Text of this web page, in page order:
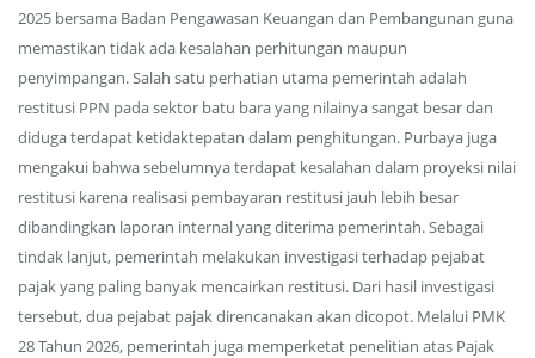
2025 bersama Badan Pengawasan Keuangan dan Pembangunan guna
memastikan tidak ada kesalahan perhitungan maupun
penyimpangan. Salah satu perhatian utama pemerintah adalah
restitusi PPN pada sektor batu bara yang nilainya sangat besar dan
diduga terdapat ketidaktepatan dalam penghitungan. Purbaya juga
mengakui bahwa sebelumnya terdapat kesalahan dalam proyeksi nilai
restitusi karena realisasi pembayaran restitusi jauh lebih besar
dibandingkan laporan internal yang diterima pemerintah. Sebagai
tindak lanjut, pemerintah melakukan investigasi terhadap pejabat
pajak yang paling banyak mencairkan restitusi. Dari hasil investigasi
tersebut, dua pejabat pajak direncanakan akan dicopot. Melalui PMK
28 Tahun 2026, pemerintah juga memperketat penelitian atas Pajak